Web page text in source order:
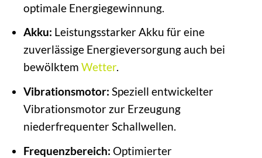
optimale Energiegewinnung.
Akku: Leistungsstarker Akku für eine
zuverlässige Energieversorgung auch bei
bewölktem Wetter.
Vibrationsmotor: Speziell entwickelter
Vibrationsmotor zur Erzeugung
niederfrequenter Schallwellen.
Frequenzbereich: Optimierter